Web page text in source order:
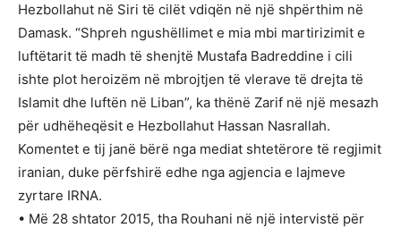
Hezbollahut në Siri të cilët vdiqën në një shpërthim në
Damask. “Shpreh ngushëllimet e mia mbi martirizimit e
luftëtarit të madh të shenjtë Mustafa Badreddine i cili
ishte plot heroizëm në mbrojtjen të vlerave të drejta të
Islamit dhe luftën në Liban”, ka thënë Zarif në një mesazh
për udhëheqësit e Hezbollahut Hassan Nasrallah.
Komentet e tij janë bërë nga mediat shtetërore të regjimit
iranian, duke përfshirë edhe nga agjencia e lajmeve
zyrtare IRNA.
• Më 28 shtator 2015, tha Rouhani në një intervistë për